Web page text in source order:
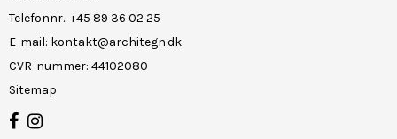
Telefonnr.: +45 89 36 02 25
E-mail: kontakt@architegn.dk
CVR-nummer: 44102080
Sitemap